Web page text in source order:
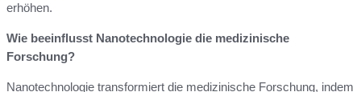
erhöhen.
Wie beeinflusst Nanotechnologie die medizinische
Forschung?
Nanotechnologie transformiert die medizinische Forschung, indem